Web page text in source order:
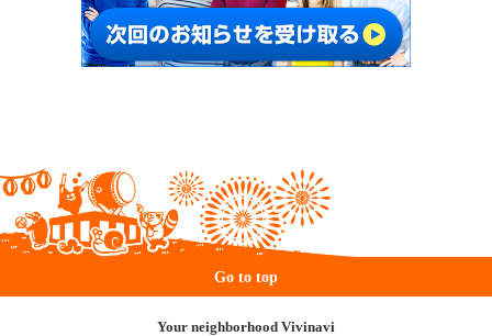
Go to top
Your neighborhood Vivinavi